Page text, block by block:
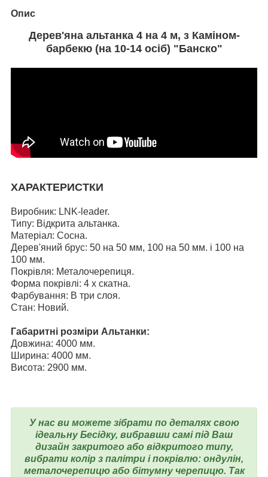
Опис
Дерев'яна альтанка 4 на 4 м, з Каміном-
барбекю (на 10-14 осіб) "Банско"
ХАРАКТЕРИСТКИ
Виробник: LNK-leader.
Типу: Відкрита альтанка.
Матеріал: Сосна.
Дерев'яний брус: 50 на 50 мм, 100 на 50 мм. і 100 на
100 мм.
Покрівля: Металочерепиця.
Форма покрівлі: 4 х скатна.
Фарбування: В три слоя.
Стан: Новий.
Габаритні розміри Альтанки:
Довжина: 4000 мм.
Ширина: 4000 мм.
Висота: 2900 мм.
У нас ви можете зібрати по деталях свою
ідеальну Бесідку, вибравши самі під Ваш
дизайн закритого або відкритого типу,
вибрати колір з палітри і покрівлю: ондулін,
металочерепицю або бітумну черепицю. Так